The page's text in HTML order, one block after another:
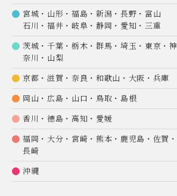
宮城・山形・福島・新潟・長野・富山
石川・福井・岐阜・静岡・愛知・三重
茨城・千葉・栃木・群馬・埼玉・東京・神
奈川・山梨
京都・滋賀・奈良・和歌山・大阪・兵庫
岡山・広島・山口・鳥取・島根
香川・徳島・高知・愛媛
福岡・大分・宮崎・熊本・鹿児島・佐賀・
長崎
沖縄